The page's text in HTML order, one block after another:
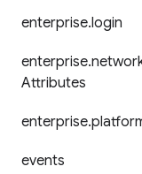
enterprise.login
enterprise.
Attributes
enterprise.
events